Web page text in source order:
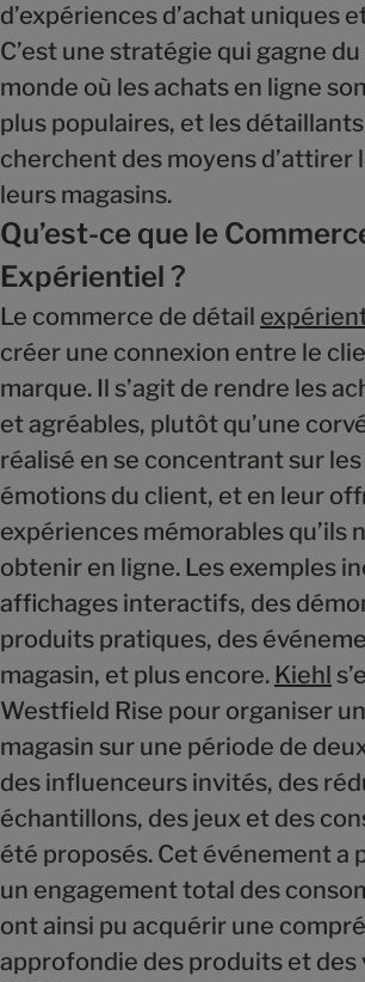
d’expériences d’achat uniques
C’est une stratégie qui gagne
monde où les achats en ligne
plus populaires, et les
cherchent des moyens d’attirer
leurs magasins.
Qu’est-ce que le
Expérientiel ?
Le commerce de détail
créer une connexion entre le
marque. Il s’agit de rendre les
et agréables, plutôt qu’une
réalisé en se concentrant sur
émotions du client, et en leur
expériences mémorables qu’ils
obtenir en ligne. Les exemples
affichages interactifs, des
produits pratiques, des
magasin, et plus encore. Kiehl
Westfield Rise pour organiser
magasin sur une période de
des influenceurs invités, des
échantillons, des jeux et des
été proposés. Cet événement a
un engagement total des
ont ainsi pu acquérir une
approfondie des produits et des